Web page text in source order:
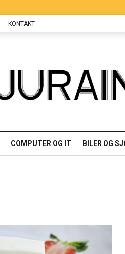
KONTAKT
COMPUTER OG IT BILER OG